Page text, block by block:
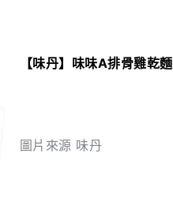
【味丹】味味A排骨雞乾麵
圖片來源 味丹